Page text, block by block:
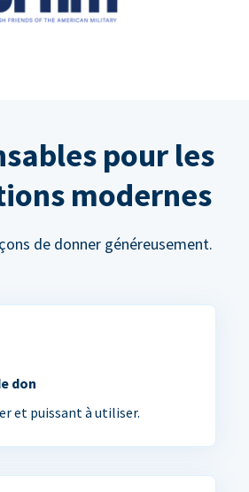
pour les
modernes
de donner généreusement.
don
et puissant à utiliser.